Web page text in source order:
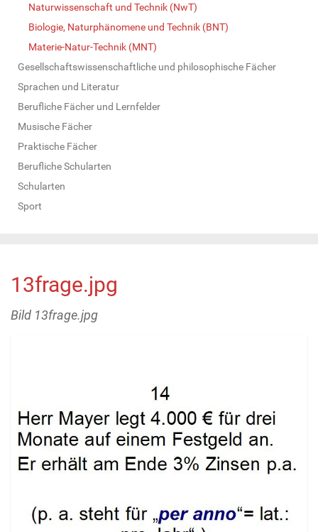
Naturwissenschaft und Technik (NwT)
Biologie, Naturphänomene und Technik (BNT)
Materie-Natur-Technik (MNT)
Gesellschaftswissenschaftliche und philosophische Fächer
Sprachen und Literatur
Berufliche Fächer und Lernfelder
Musische Fächer
Praktische Fächer
Berufliche Schularten
Schularten
Sport
13frage.jpg
Bild 13frage.jpg